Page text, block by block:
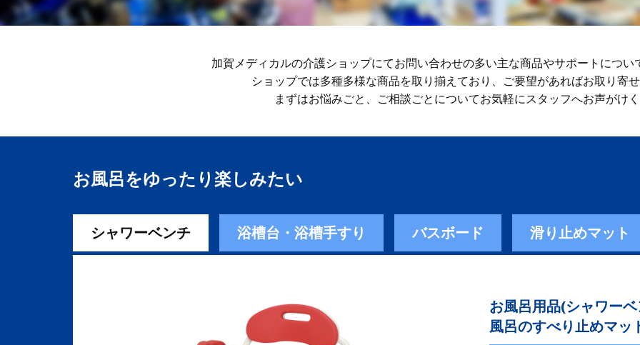
加賀メディカルの介護ショップにてお問い合わせの多い主な商品やサポートについ
ショップでは多種多様な商品を取り揃えており、ご要望があればお取り寄
まずはお悩みごと、ご相談ごとについてお気軽にスタッフへお声がけ
お風呂をゆったり楽しみ​たい
シャワーベンチ 浴槽台・浴槽手すり バスボード 滑り止めマット
お風呂用品(シャワー
風呂のすべり止めマッ